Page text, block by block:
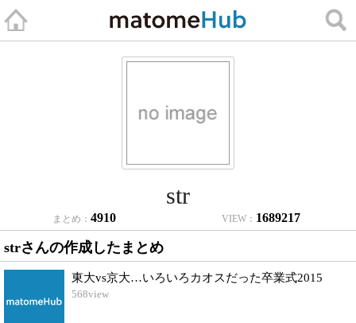
str
まとめ：4910 VIEW： 1689217
strさんの作成したまとめ
東大vs京大…いろいろカオスだった卒業式2015
568view